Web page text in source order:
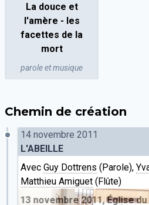
La douce et
l'amère - les
facettes de la
mort
parole et musique
Chemin de création
14 novembre 2011
L'ABEILLE
Avec Guy Dottrens (Parole),
Matthieu Amiguet (Flûte)
13 novembre 2011, Église du